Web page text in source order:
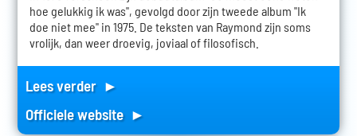
hoe gelukkig ik was", gevolgd door zijn tweede album "Ik
doe niet mee" in 1975. De teksten van Raymond zijn soms
vrolijk, dan weer droevig, joviaal of filosofisch.
Lees verder ►
Officiele website ►